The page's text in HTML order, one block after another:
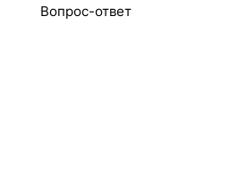
Вопрос-ответ